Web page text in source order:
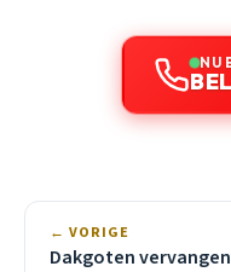
NU
← VORIGE
Dakgoten